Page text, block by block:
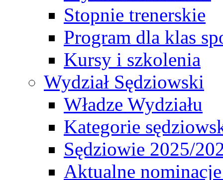
Stopnie trenerskie
Program dla klas
Kursy i szkolenia
Wydział Sędziowski
Władze Wydziału
Kategorie
Sędziowie 2025/
Aktualne